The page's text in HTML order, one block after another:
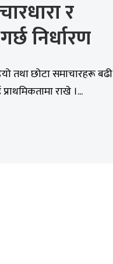
र
निर्धारण
तथा छोटा समाचारहरू बढी
राखे ।...